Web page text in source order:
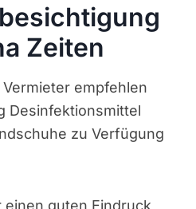
Zeiten
empfehlen
Desinfektionsmittel
zu Verfügung
einen guten Eindruck